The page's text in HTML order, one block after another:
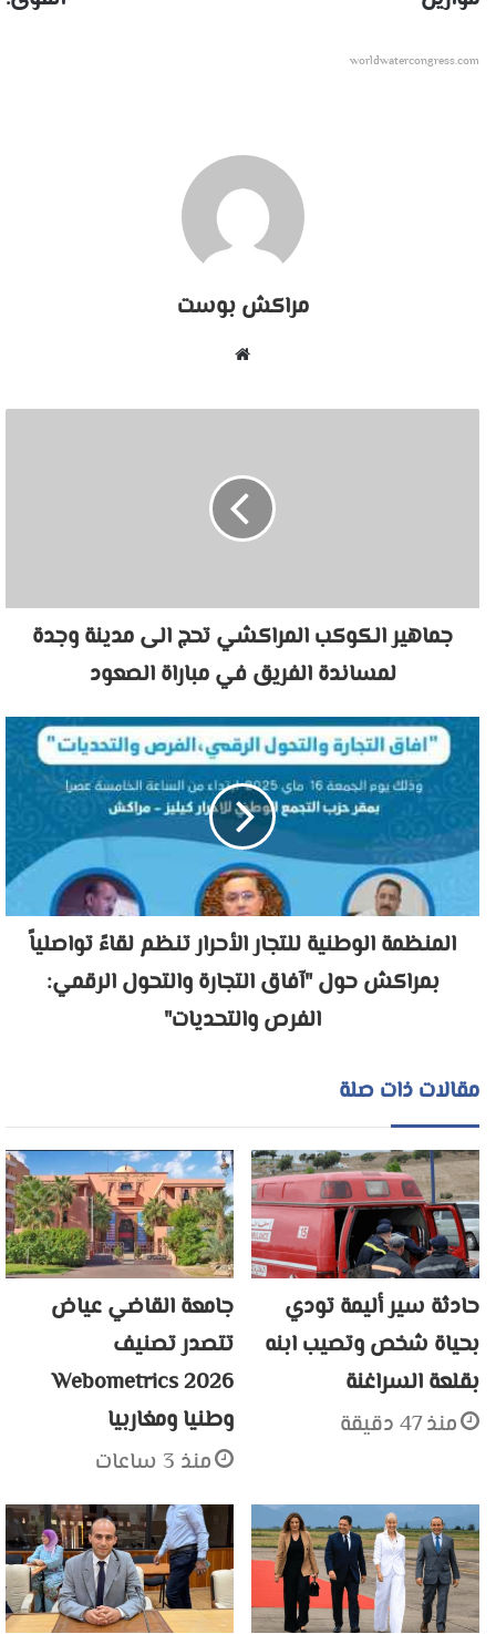
worldwatercongress.com
مراكش بوست
جماهير الكوكب المراكشي تحج الى مدينة وجدة
لمساندة الفريق في مباراة الصعود
المنظمة الوطنية للتجار الأحرار تنظم لقاءً تواصلياً
بمراكش حول "آفاق التجارة والتحول الرقمي:
الفرص والتحديات"
مقالات ذات صلة
حادثة سير أليمة تودي
بحياة شخص وتصيب ابنه
بقلعة السراغنة
منذ 47 دقيقة
جامعة القاضي عياض
تتصدر تصنيف
Webometrics 2026
وطنيا ومغاربيا
منذ 3 ساعات